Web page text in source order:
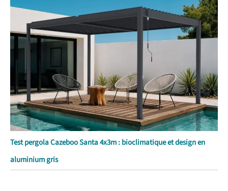
Test pergola Cazeboo Santa 4x3m : bioclimatique et design en
aluminium gris